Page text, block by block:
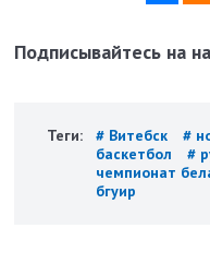
Подписывайтесь на
Теги: # Витебск #
баскетбол
#
чемпионат
бгуир